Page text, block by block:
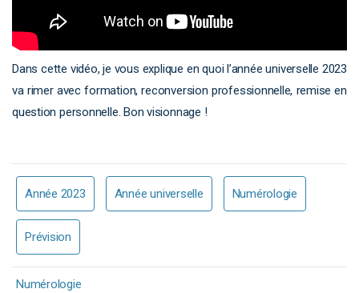
Dans cette vidéo, je vous explique en quoi l’année universelle 2023
va rimer avec formation, reconversion professionnelle, remise en
question personnelle. Bon visionnage !
Année 2023 Année universelle Numérologie
Prévision
Numérologie